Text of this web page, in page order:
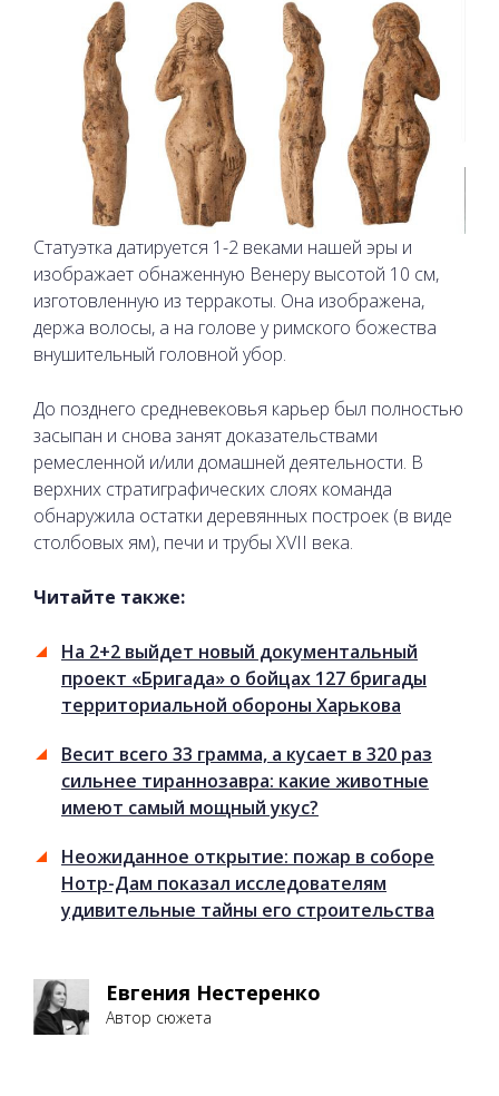
Статуэтка датируется 1-2 веками нашей эры и
изображает обнаженную Венеру высотой 10 см,
изготовленную из терракоты. Она изображена,
держа волосы, а на голове у римского божества
внушительный головной убор.
До позднего средневековья карьер был полностью
засыпан и снова занят доказательствами
ремесленной и/или домашней деятельности. В
верхних стратиграфических слоях команда
обнаружила остатки деревянных построек (в виде
столбовых ям), печи и трубы XVII века.
Читайте также:
На 2+2 выйдет новый документальный
проект «Бригада» о бойцах 127 бригады
территориальной обороны Харькова
Весит всего 33 грамма, а кусает в 320 раз
сильнее тираннозавра: какие животные
имеют самый мощный укус?
Неожиданное открытие: пожар в соборе
Нотр-Дам показал исследователям
удивительные тайны его строительства
Евгения Нестеренко
Автор сюжета